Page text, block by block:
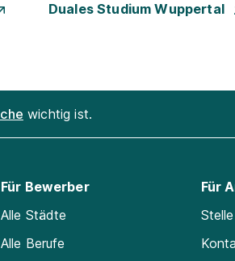
Duales Studium Wuppertal
wichtig ist.
Für Bewerber
Alle Städte
Alle Berufe
Für